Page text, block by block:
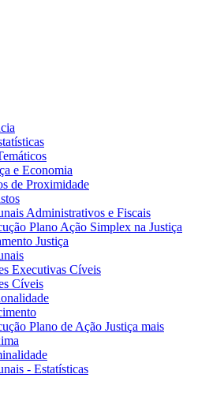
e Economia
de Proximidade
Administrativos e Fiscais
Plano Ação Simplex na Justiça
Justiça
Executivas Cíveis
Cíveis
Plano de Ação Justiça mais
- Estatísticas